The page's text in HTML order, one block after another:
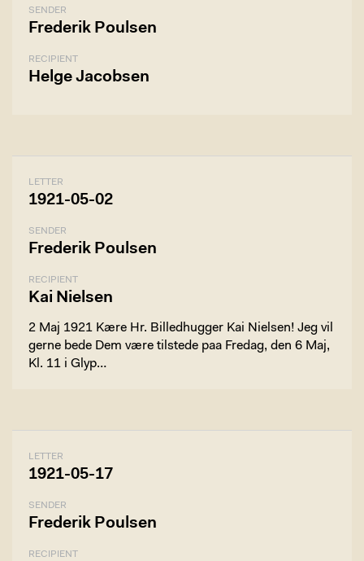
SENDER
Frederik Poulsen
RECIPIENT
Helge Jacobsen
LETTER
1921-05-02
SENDER
Frederik Poulsen
RECIPIENT
Kai Nielsen
2 Maj 1921 Kære Hr. Billedhugger Kai Nielsen! Jeg vil
gerne bede Dem være tilstede paa Fredag, den 6 Maj,
Kl. 11 i Glyp…
LETTER
1921-05-17
SENDER
Frederik Poulsen
RECIPIENT